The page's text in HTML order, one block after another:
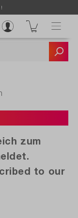
zum
to our